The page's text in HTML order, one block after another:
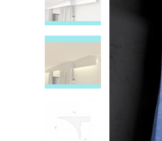
Listwa do zabudowy karnisza LKO9A